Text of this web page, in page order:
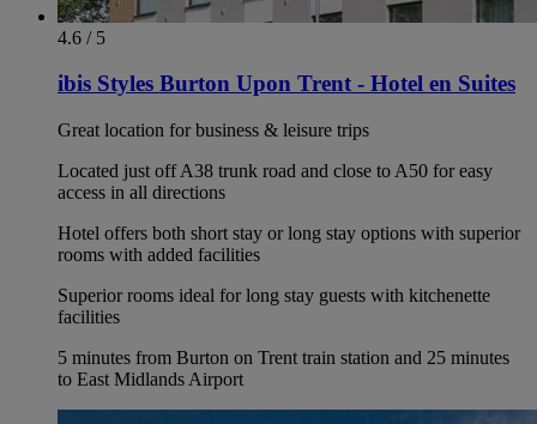
4.6 / 5
ibis Styles Burton Upon Trent - Hotel en Suites
Great location for business & leisure trips
Located just off A38 trunk road and close to A50 for easy
access in all directions
Hotel offers both short stay or long stay options with superior
rooms with added facilities
Superior rooms ideal for long stay guests with kitchenette
facilities
5 minutes from Burton on Trent train station and 25 minutes
to East Midlands Airport